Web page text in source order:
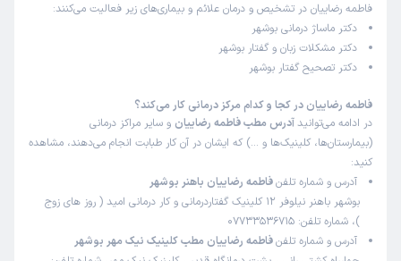
فاطمه رضاییان در تشخیص و درمان علائم و بیماری‌های زیر فعالیت می‌کنند:
دکتر ماساژ درمانی بوشهر
دکتر مشکلات زبان و گفتار بوشهر
دکتر تصحیح گفتار بوشهر
فاطمه رضاییان در کجا و کدام مرکز درمانی کار می‌کند؟
در ادامه می‌توانید آدرس مطب فاطمه رضاییان و سایر مراکز درمانی
(بیمارستان‌ها، کلینیک‌ها و …) که ایشان در آن کار طبابت انجام می‌دهند، مشاهده
کنید:
آدرس و شماره تلفنفاطمه رضاییان باهنر بوشهر
بوشهر باهنر نیلوفر 12 کلینیک گفتاردرمانی و کار درمانی امید ( روز های زوج
)، شماره تلفن: 07733536715
آدرس و شماره تلفنفاطمه رضاییان مطب کلینیک نیک مهر بوشهر